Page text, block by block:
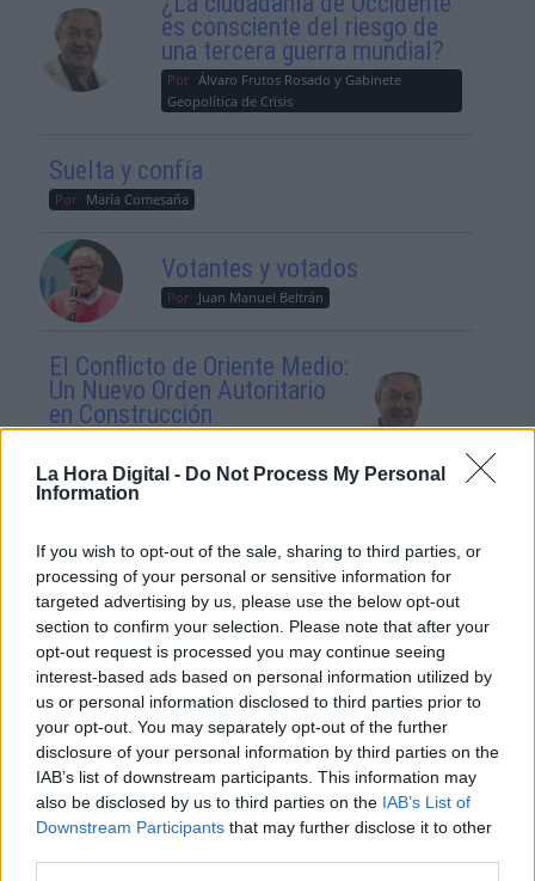
La Hora Digital - Do Not Process My Personal
Information
If you wish to opt-out of the sale, sharing to third parties, or
processing of your personal or sensitive information for
targeted advertising by us, please use the below opt-out
section to confirm your selection. Please note that after your
opt-out request is processed you may continue seeing
interest-based ads based on personal information utilized by
us or personal information disclosed to third parties prior to
your opt-out. You may separately opt-out of the further
disclosure of your personal information by third parties on the
IAB’s list of downstream participants. This information may
also be disclosed by us to third parties on the IAB’s List of
Downstream Participants that may further disclose it to other
es consciente del riesgo de
una tercera guerra mundial?
Por Álvaro Frutos Rosado y Gabinete
Geopolítica de Crisis
Suelta y confía
Por María Comesaña
Votantes y votados
Por Juan Manuel Beltrán
El Conflicto de Oriente Medio:
Un Nuevo Orden Autoritario
en Construcción
Geopolítica de Crisis
Por Carlos Miranda
Clara Campoamor: Mi sueño,
mi pesadilla
Por María Pérez Herrero
NOTICIAS MAS VISTAS